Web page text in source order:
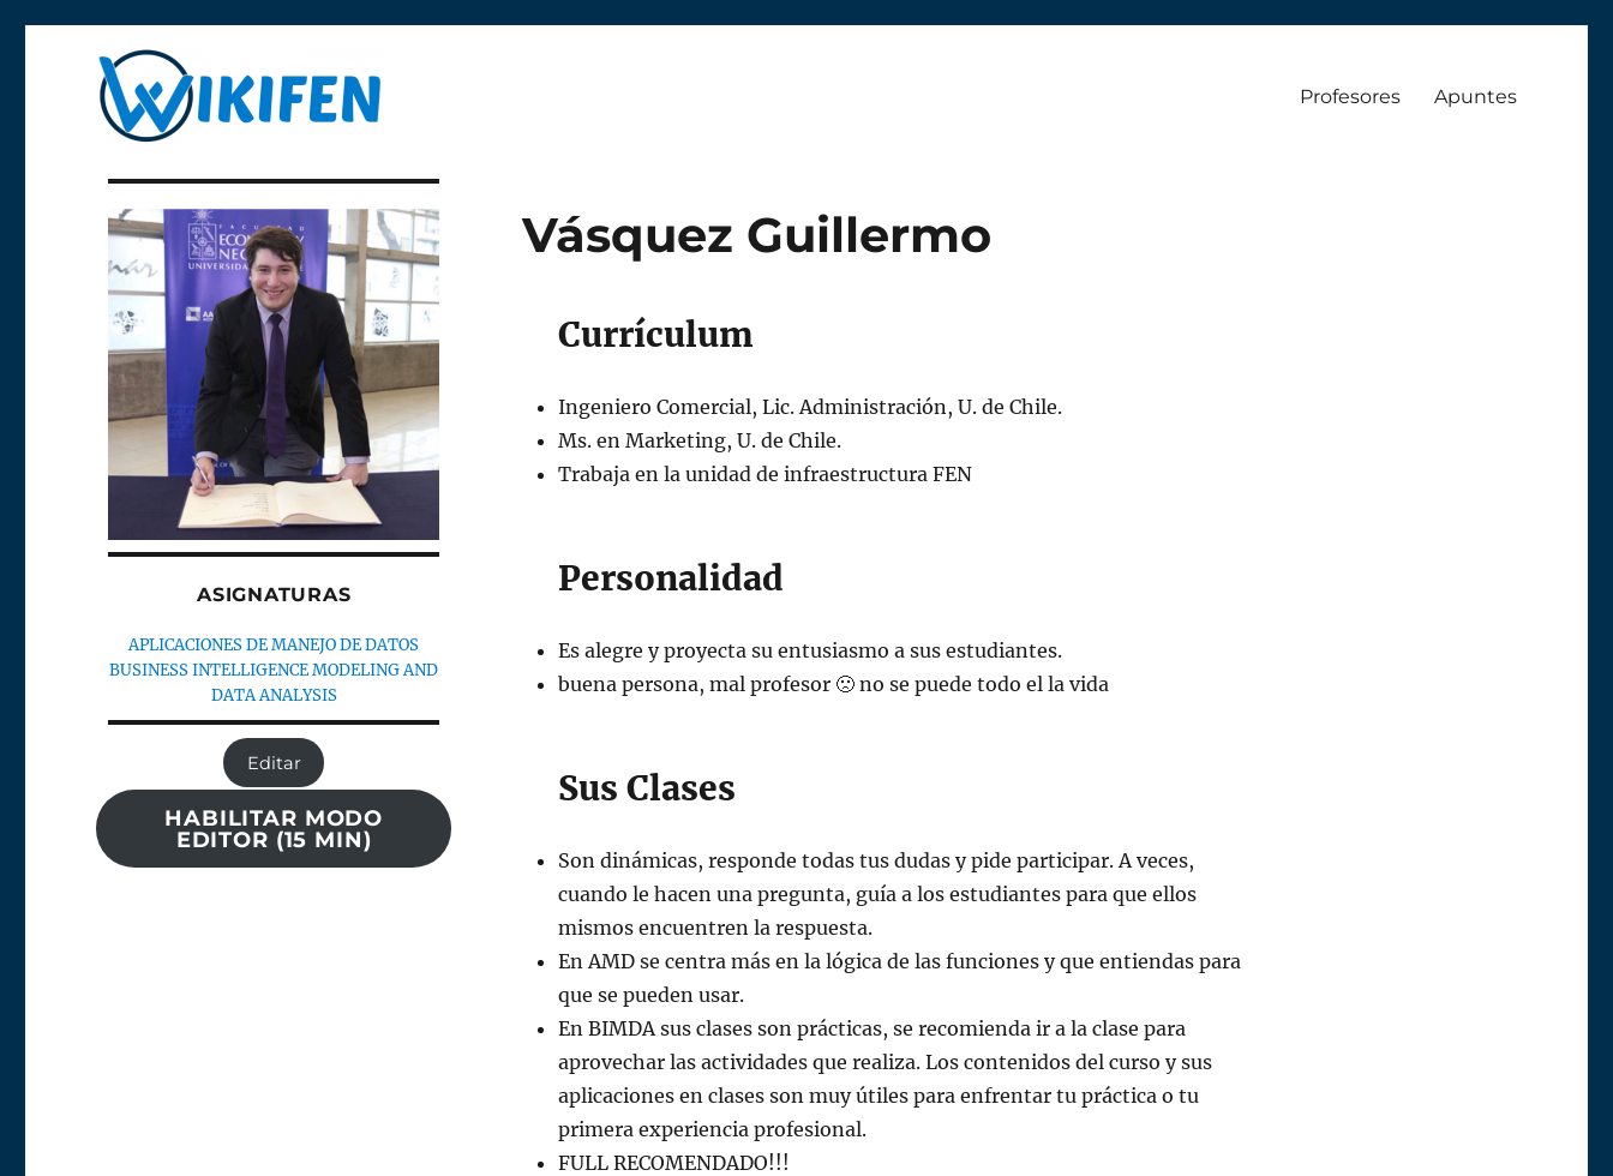
Wikifen
Profesores Apuntes
Vásquez Guillermo
Currículum
Ingeniero Comercial, Lic. Administración, U. de Chile.
Ms. en Marketing, U. de Chile.
Trabaja en la unidad de infraestructura FEN
Personalidad
Es alegre y proyecta su entusiasmo a sus estudiantes.
buena persona, mal profesor 🙁 no se puede todo el la vida
Sus Clases
Son dinámicas, responde todas tus dudas y pide participar. A veces,
cuando le hacen una pregunta, guía a los estudiantes para que ellos
mismos encuentren la respuesta.
En AMD se centra más en la lógica de las funciones y que entiendas para
que se pueden usar.
En BIMDA sus clases son prácticas, se recomienda ir a la clase para
aprovechar las actividades que realiza. Los contenidos del curso y sus
aplicaciones en clases son muy útiles para enfrentar tu práctica o tu
primera experiencia profesional.
FULL RECOMENDADO!!!
ASIGNATURAS
APLICACIONES DE MANEJO DE DATOS
BUSINESS INTELLIGENCE MODELING AND
DATA ANALYSIS
Editar
HABILITAR MODO
EDITOR (15 MIN)